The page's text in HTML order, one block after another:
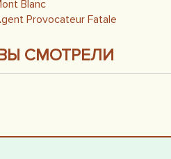
Blanc
Provocateur Fatale
СМОТРЕЛИ